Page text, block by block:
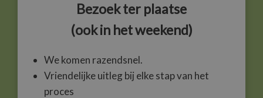
Bezoek ter plaatse
(ook in het weekend)
We komen razendsnel.
Vriendelijke uitleg bij elke stap van het
proces